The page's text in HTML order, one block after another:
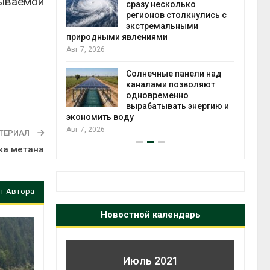
метана
Автора
миграцией
сразу несколько
регионов столкнулись с
экстремальными
природными явлениями
Авг 7, 2026
Солнечные панели над
каналами позволяют
одновременно
вырабатывать энергию и
экономить воду
Авг 7, 2026
Новостной календарь
Июль 2021